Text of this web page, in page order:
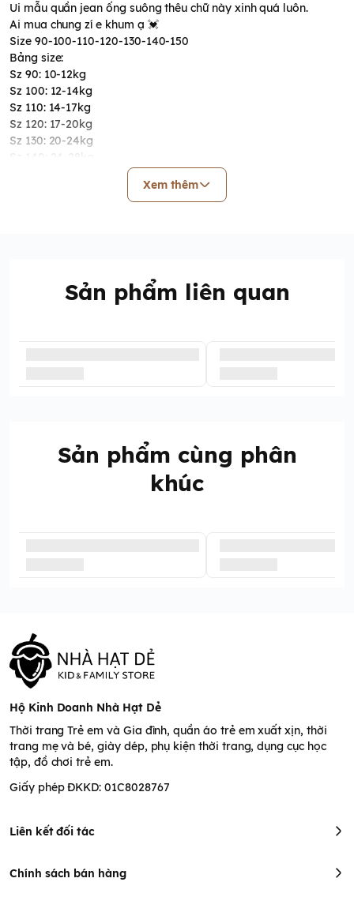
Ui mẫu quần jean ống suông thêu chữ này xinh quá luôn.
Ai mua chung zí e khum ạ 💓
Size 90-100-110-120-130-140-150
Bảng size:
Sz 90: 10-12kg
Sz 100: 12-14kg
Sz 110: 14-17kg
Sz 120: 17-20kg
Sz 130: 20-24kg
Sz 140: 24-28kg
Xem thêm
Sản phẩm liên quan
Sản phẩm cùng phân
khúc
Hộ Kinh Doanh Nhà Hạt Dẻ
Thời trang Trẻ em và Gia đình, quần áo trẻ em xuất xịn, thời
trang mẹ và bé, giày dép, phụ kiện thời trang, dụng cục học
tập, đồ chơi trẻ em.
Giấy phép ĐKKD: 01C8028767
Liên kết đối tác
Chính sách bán hàng